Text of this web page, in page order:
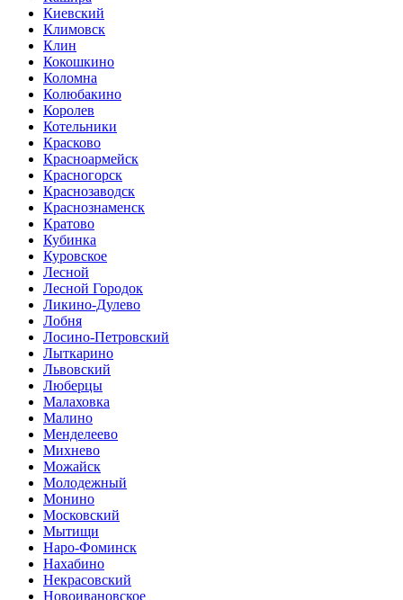
Киевский
Климовск
Клин
Кокошкино
Коломна
Колюбакино
Королев
Котельники
Красково
Красноармейск
Красногорск
Краснозаводск
Краснознаменск
Кратово
Кубинка
Куровское
Лесной
Лесной Городок
Ликино-Дулево
Лобня
Лосино-Петровский
Лыткарино
Львовский
Люберцы
Малаховка
Малино
Менделеево
Михнево
Можайск
Молодежный
Монино
Московский
Мытищи
Наро-Фоминск
Нахабино
Некрасовский
Новоивановское